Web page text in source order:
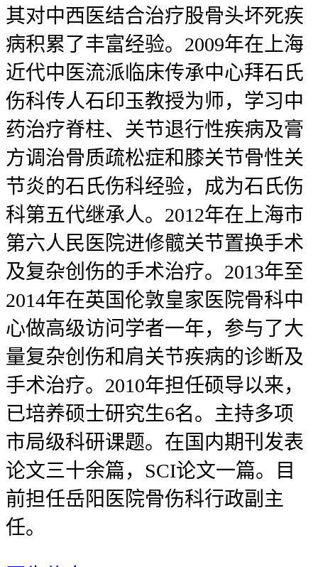
其对中西医结合治疗股骨头坏死疾
病积累了丰富经验。2009年在上海
近代中医流派临床传承中心拜石氏
伤科传人石印玉教授为师，学习中
药治疗脊柱、关节退行性疾病及膏
方调治骨质疏松症和膝关节骨性关
节炎的石氏伤科经验，成为石氏伤
科第五代继承人。2012年在上海市
第六人民医院进修髋关节置换手术
及复杂创伤的手术治疗。2013年至
2014年在英国伦敦皇家医院骨科中
心做高级访问学者一年，参与了大
量复杂创伤和肩关节疾病的诊断及
手术治疗。2010年担任硕导以来，
已培养硕士研究生6名。主持多项
市局级科研课题。在国内期刊发表
论文三十余篇，SCI论文一篇。目
前担任岳阳医院骨伤科行政副主
任。